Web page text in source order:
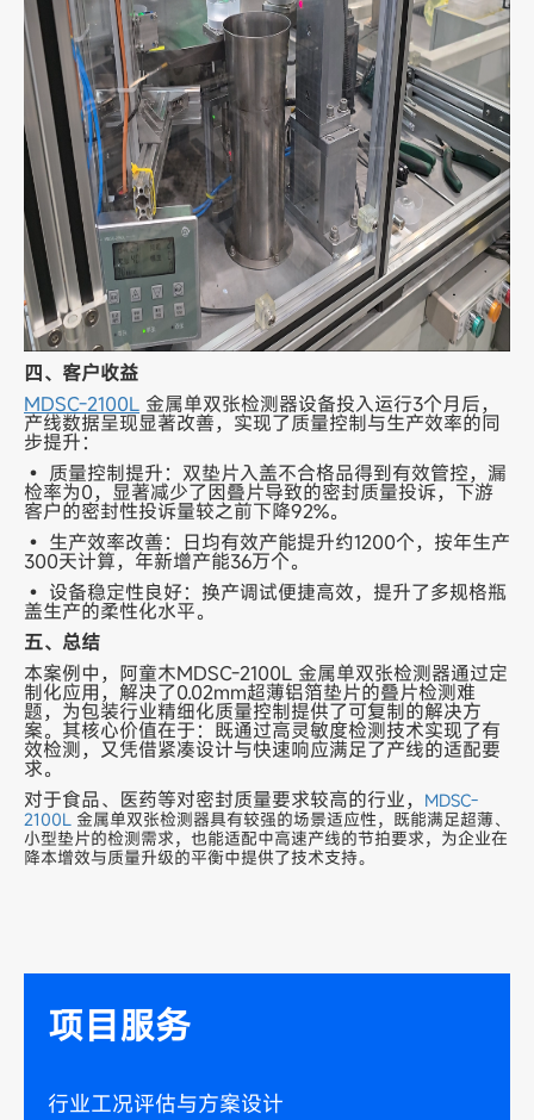
四、客户收益
MDSC-2100L 金属单双张检测器设备投入运行3个月后，
产线数据呈现显著改善，实现了质量控制与生产效率的同
步提升：
• 质量控制提升：双垫片入盖不合格品得到有效管控，漏
检率为0，显著减少了因叠片导致的密封质量投诉，下游
客户的密封性投诉量较之前下降92%。
• 生产效率改善：日均有效产能提升约1200个，按年生产
300天计算，年新增产能36万个。
• 设备稳定性良好：换产调试便捷高效，提升了多规格瓶
盖生产的柔性化水平。
五、总结
本案例中，阿童木MDSC-2100L 金属单双张检测器通过定
制化应用，解决了0.02mm超薄铝箔垫片的叠片检测难
题，为包装行业精细化质量控制提供了可复制的解决方
案。其核心价值在于：既通过高灵敏度检测技术实现了有
效检测，又凭借紧凑设计与快速响应满足了产线的适配要
求。
对于食品、医药等对密封质量要求较高的行业， MDSC-
2100L 金属单双张检测器具有较强的场景适应性，既能满足超薄、
小型垫片的检测需求，也能适配中高速产线的节拍要求，为企业在
降本增效与质量升级的平衡中提供了技术支持。
项目服务
行业工况评估与方案设计